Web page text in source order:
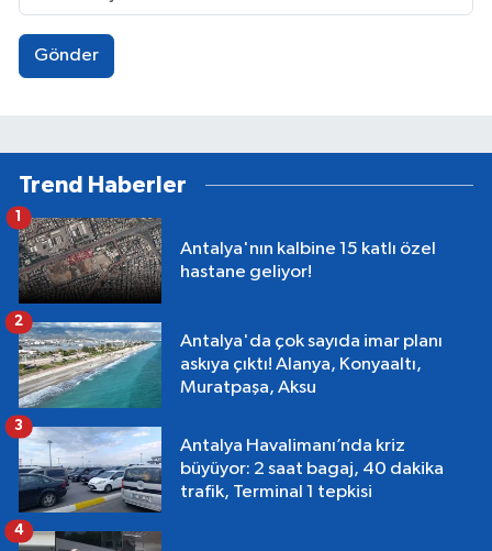
Gönder
Trend Haberler
Antalya'nın kalbine 15 katlı özel
hastane geliyor!
1
Antalya'da çok sayıda imar planı
askıya çıktı! Alanya, Konyaaltı,
Muratpaşa, Aksu
2
Antalya Havalimanı’nda kriz
büyüyor: 2 saat bagaj, 40 dakika
trafik, Terminal 1 tepkisi
3
4